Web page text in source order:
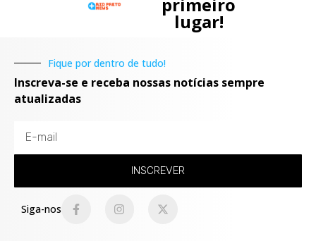
lugar!
Fique por dentro de tudo!
Inscreva-se e receba nossas notícias sempre
atualizadas
INSCREVER
Siga-nos